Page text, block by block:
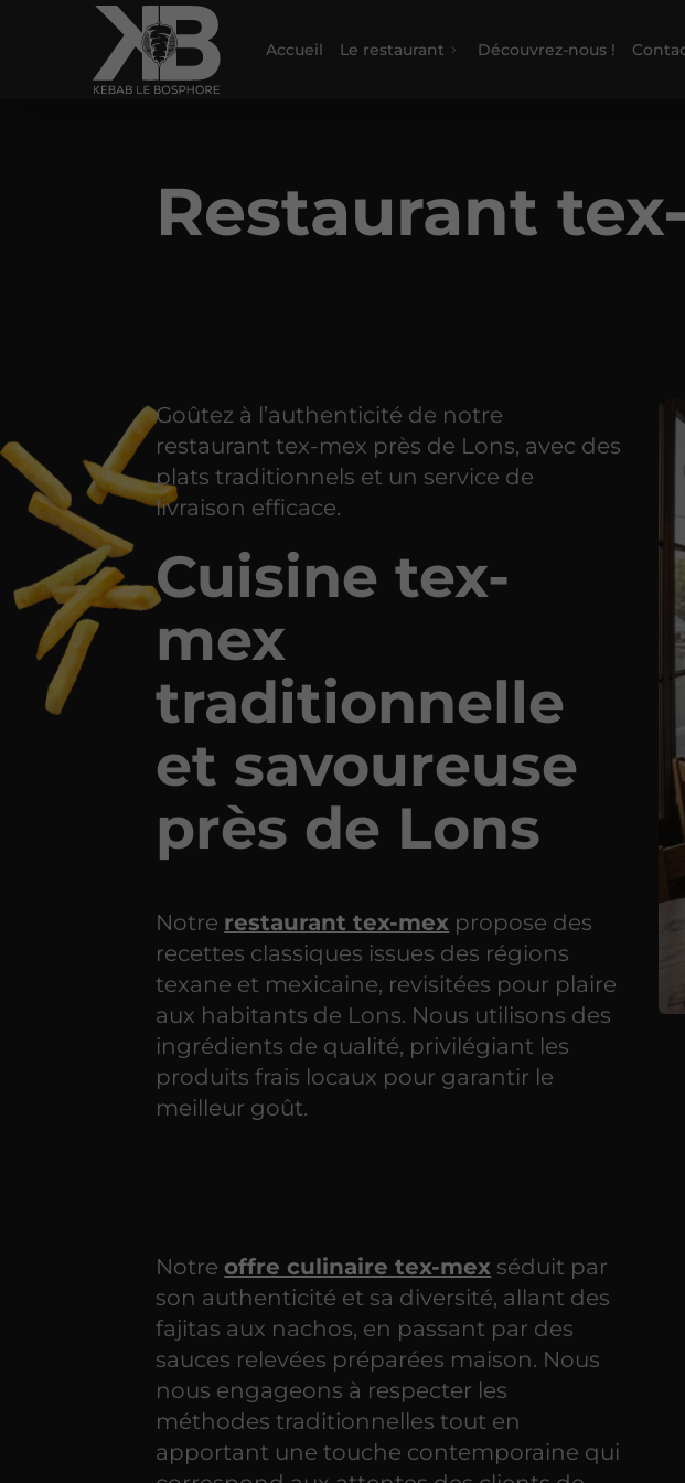
Accueil Le restaurant Découvrez-nous !
Restaurant
Goûtez à l’authenticité de notre
restaurant tex-mex près de Lons, avec des
plats traditionnels et un service de
livraison efficace.
Cuisine tex-
mex
traditionnelle
et savoureuse
près de Lons
Notre restaurant tex-mex propose des
recettes classiques issues des régions
texane et mexicaine, revisitées pour plaire
aux habitants de Lons. Nous utilisons des
ingrédients de qualité, privilégiant les
produits frais locaux pour garantir le
meilleur goût.
Notreoffre culinaire tex-mex séduit par
son authenticité et sa diversité, allant des
fajitas aux nachos, en passant par des
sauces relevées préparées maison. Nous
nous engageons à respecter les
méthodes traditionnelles tout en
apportant une touche contemporaine qui